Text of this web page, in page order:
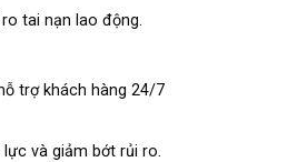
tai nạn lao động.
trợ khách hàng 24/7
và giảm bớt rủi ro.